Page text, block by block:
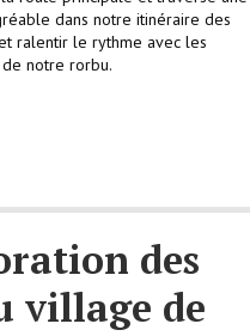
dans notre itinéraire des
ralentir le rythme avec les
notre rorbu.
des
village de